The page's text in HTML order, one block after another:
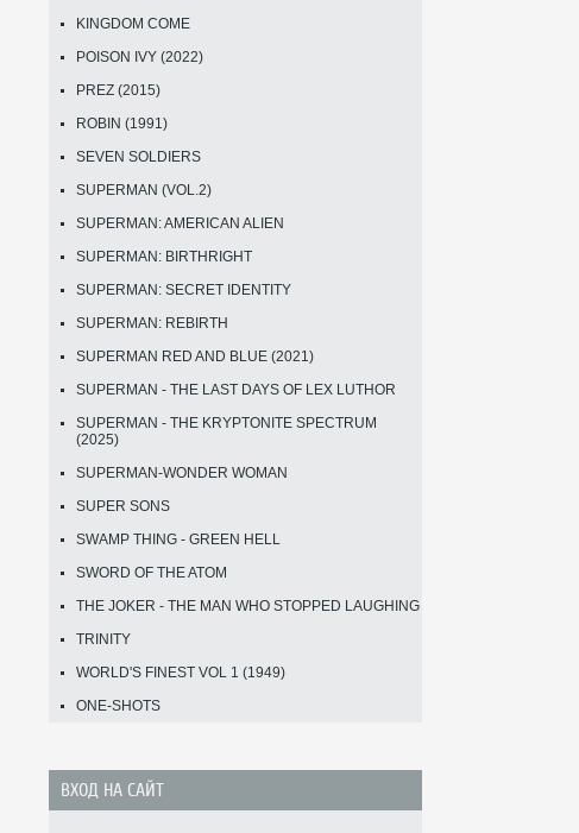
KINGDOM COME
POISON IVY (2022)
PREZ (2015)
ROBIN (1991)
SEVEN SOLDIERS
SUPERMAN (VOL.2)
SUPERMAN: AMERICAN ALIEN
SUPERMAN: BIRTHRIGHT
SUPERMAN: SECRET IDENTITY
SUPERMAN: REBIRTH
SUPERMAN RED AND BLUE (2021)
SUPERMAN - THE LAST DAYS OF LEX LUTHOR
SUPERMAN - THE KRYPTONITE SPECTRUM
(2025)
SUPERMAN-WONDER WOMAN
SUPER SONS
SWAMP THING - GREEN HELL
SWORD OF THE ATOM
THE JOKER - THE MAN WHO STOPPED LAUGHING
TRINITY
WORLD'S FINEST VOL 1 (1949)
ONE-SHOTS
ВХОД НА САЙТ